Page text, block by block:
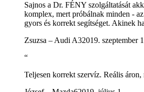
Sajnos a Dr. FÉNY szolgáltatását
komplex, mert próbálnak minden -
gyors és korrekt segítséget. Akinek
Zsuzsa – Audi A32019. szeptember
“
Teljesen korrekt szervíz. Reális